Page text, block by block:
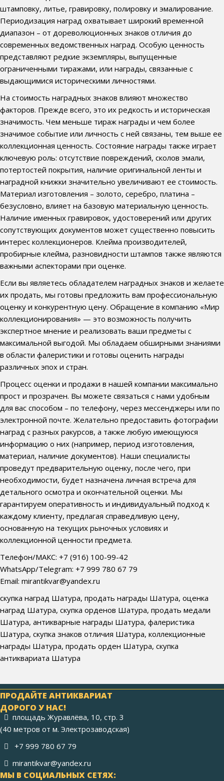
штамповку, литье, гравировку, полировку и эмалирование.
Периодизация наград охватывает широкий временной
диапазон – от дореволюционных знаков отличия до
современных ведомственных наград. Особую ценность
представляют редкие экземпляры, выпущенные
ограниченными тиражами, или награды, связанные с
выдающимися историческими личностями.
На стоимость наградных знаков влияют множество
факторов. Прежде всего, это их редкость и историческая
значимость. Чем меньше тираж награды и чем более
значимое событие или личность с ней связаны, тем выше ее
коллекционная ценность. Состояние награды также играет
ключевую роль: отсутствие повреждений, сколов эмали,
потертостей покрытия, наличие оригинальной ленты и
наградной книжки значительно увеличивают ее стоимость.
Материал изготовления – золото, серебро, платина –
безусловно, влияет на базовую материальную ценность.
Наличие именных гравировок, удостоверений или других
сопутствующих документов может существенно повысить
интерес коллекционеров. Клейма производителей,
пробирные клейма, разновидности штампов также являются
важными аспекторами при оценке.
Если вы являетесь обладателем наградных знаков и желаете
их продать, мы готовы предложить вам профессиональную
оценку и конкурентную цену. Обращение в компанию «Мир
коллекционирования» — это возможность получить
экспертное мнение и реализовать ваши предметы с
максимальной выгодой. Мы обладаем обширными знаниями
в области фалеристики и готовы оценить награды
различных эпох и стран.
Процесс оценки и продажи в нашей компании максимально
прост и прозрачен. Вы можете связаться с нами удобным
для вас способом – по телефону, через мессенджеры или по
электронной почте. Желательно предоставить фотографии
наград с разных ракурсов, а также любую имеющуюся
информацию о них (например, период изготовления,
материал, наличие документов). Наши специалисты
проведут предварительную оценку, после чего, при
необходимости, будет назначена личная встреча для
детального осмотра и окончательной оценки. Мы
гарантируем оперативность и индивидуальный подход к
каждому клиенту, предлагая справедливую цену,
основанную на текущих рыночных условиях и
коллекционной ценности предмета.
Телефон/МАКС: +7 (916) 100-99-42
WhatsApp/Telegram: +7 999 780 67 79
Email: mirantikvar@yandex.ru
скупка наград Шатура, продать награды Шатура, оценка
наград Шатура, скупка орденов Шатура, продать медали
Шатура, антикварные награды Шатура, фалеристика
Шатура, скупка знаков отличия Шатура, коллекционные
награды Шатура, продать орден Шатура, скупка
антиквариата Шатура
ПРОДАЙТЕ АНТИКВАРИАТ
ДОРОГО У НАС!
площадь Журавлёва, 10, стр. 3
(40 метров от м. Электрозаводская)
+7 999 780 67 79
mirantikvar@yandex.ru
МЫ В СОЦИАЛЬНЫХ СЕТЯХ: